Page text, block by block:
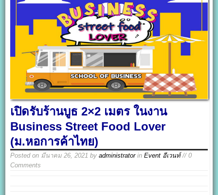
เปิดรับร้านบูธ 2×2 เมตร ในงาน
Business Street Food Lover
(ม.หอการค้าไทย)
Posted on มีนาคม 26, 2021 byadministratorinEvent อีเวนท์// 0
Comments